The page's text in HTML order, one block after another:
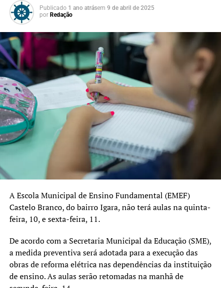
Publicado 1 ano atrásem 9 de abril de 2025
por Redação
A Escola Municipal de Ensino Fundamental (EMEF)
Castelo Branco, do bairro Igara, não terá aulas na quinta-
feira, 10, e sexta-feira, 11.
De acordo com a Secretaria Municipal da Educação (SME),
a medida preventiva será adotada para a execução das
obras de reforma elétrica nas dependências da instituição
de ensino. As aulas serão retomadas na manhã de